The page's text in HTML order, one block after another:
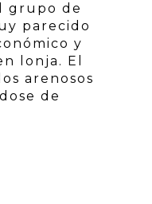
grupo de
parecido
y
lonja. El
arenosos
de